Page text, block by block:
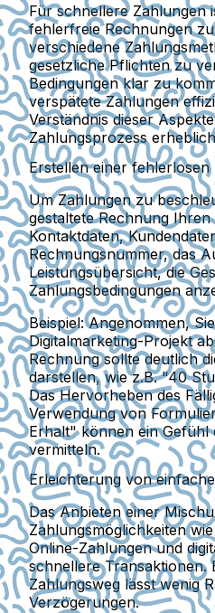
Für schnellere Zahlungen
fehlerfreie Rechnungen
verschiedene
gesetzliche Pflichten zu
Bedingungen klar zu
verspätete Zahlungen
Verständnis dieser
Zahlungsprozess
Erstellen einer fehlerlosen
Um Zahlungen zu
gestaltete Rechnung
Kontaktdaten,
Rechnungsnummer, das
Leistungsübersicht, die
Zahlungsbedingungen
Beispiel:Angenommen,
Digitalmarketing-Projekt
Rechnung sollte deutlich
darstellen, wie z.B. "40
Das Hervorheben des
Verwendung von
Erhalt" können ein Gefühl
vermitteln.
Erleichterung von
Das Anbieten einer
Zahlungsmöglichkeiten
Online-Zahlungen und
schnellere Transaktionen.
Zahlungsweg lässt wenig
Verzögerungen.